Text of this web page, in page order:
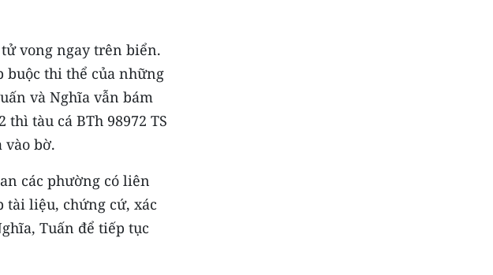
vong ngay trên biển.
buộc thi thể của những
và Nghĩa vẫn bám
tàu cá BTh 98972 TS
bờ.
các phường có liên
tài liệu, chứng cứ, xác
Tuấn để tiếp tục